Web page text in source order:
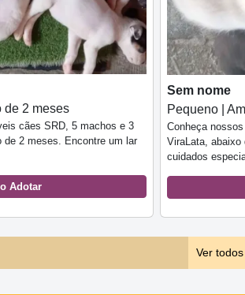
de 2 meses
cães SRD, 5 machos e 3
de 2 meses. Encontre um lar
Adotar
Sem nome
Pequeno |
Conheça
ViraLata,
cuidados
Ver